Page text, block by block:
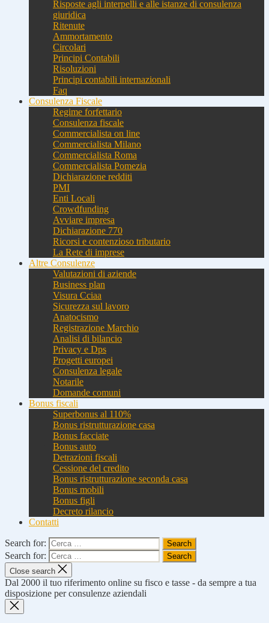
Risposte agli interpelli e alle istanze di consulenza
giuridica
Ritenute
Ammortamento
Circolari
Principi Contabili
Risoluzioni
Principi contabili internazionali
Faq
Consulenza Fiscale
Regime forfettario
Consulenza fiscale
Commercialista on line
Commercialista Milano
Commercialista Roma
Commercialista Pomezia
Dichiarazione redditi
PMI
Enti Locali
Crowdfunding
Avviare impresa
Dichiarazione 770
Ricorsi e contenzioso tributario
La Rete di imprese
Altre Consulenze
Valutazioni di aziende
Business plan
Visura Cciaa
Sicurezza sul lavoro
Anatocismo
Registrazione Marchio
Analisi di bilancio
Privacy e Dps
Progetti europei
Consulenza legale
Notarile
Domande comuni
Bonus fiscali
Superbonus al 110%
Bonus ristrutturazione casa
Bonus facciate
Bonus auto
Detrazioni fiscali
Cessione del credito
Bonus ristrutturazione seconda casa
Bonus mobili
Bonus figli
Decreto rilancio
Contatti
Search for:
Search for:
Close search
Dal 2000 il tuo riferimento online su fisco e tasse - da sempre a tua
disposizione per consulenze aziendali